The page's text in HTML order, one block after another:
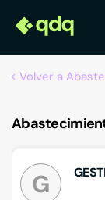
Volver a
G